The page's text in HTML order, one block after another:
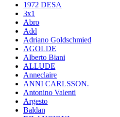
1972 DESA
3x1
Abro
Add
Adriano Goldschmied
AGOLDE
Alberto Biani
ALLUDE
Anneclaire
ANNI CARLSSON.
Antonino Valenti
Argesto
Baldan